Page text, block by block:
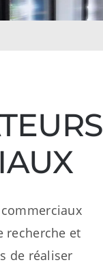
commerciaux
recherche et
de réaliser